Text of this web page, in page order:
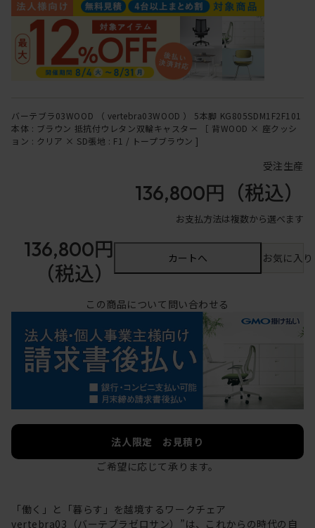
バーテブラ03WOOD （ vertebra03WOOD ） 5本脚 KG805SDM1F2F101
本体 : ブラウン 抵抗付ウレタン双輪キャスター ［ 背WOOD × 座クッシ
ョン : クリア × SD張地 : F1 / トープブラウン ]
受注生産
136,800円 （税込）
お支払方法は複数から選べます
136,800円
（税込）
カートへ お気に入
この商品について問い合わせる
法人限定 お見積り
ご希望に応じて承ります。
「働く」と「暮らす」を越境するワークチェア
vertebra03（バーテブラゼロサン）”は、これからの時代の自